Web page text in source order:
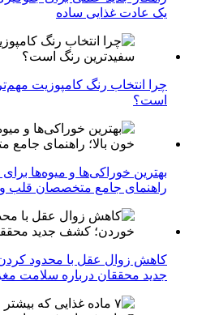
یک عادت غذایی ساده
چرا انتخاب رنگ کامپوزیت
است؟
بهترین خوراکی‌ها و میوه‌ها
راهنمای جامع متخصصان قلب و
کاهش زوال عقل با محدود
جدید محققان درباره سلامت